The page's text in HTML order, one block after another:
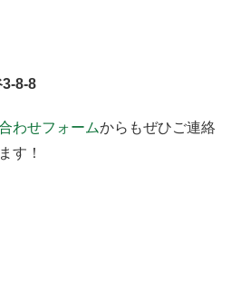
8-8
わせフォームからもぜひご連絡
す！